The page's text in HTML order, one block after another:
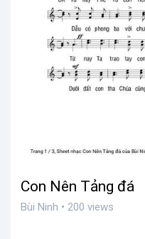
Con Nên Tảng đá
Bùi Ninh • 200 views